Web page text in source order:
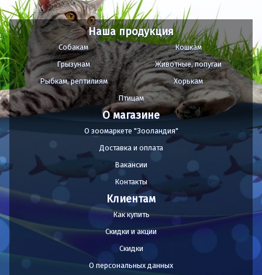
Наша продукция
Собакам
Кошкам
Грызунам
Животные, попугаи
Рыбкам, рептилиям
Хорькам
Птицам
О магазине
О зоомаркете "Зооландия"
Доставка и оплата
Вакансии
Контакты
Клиентам
Как купить
Скидки и акции
Скидки
О персональных данных